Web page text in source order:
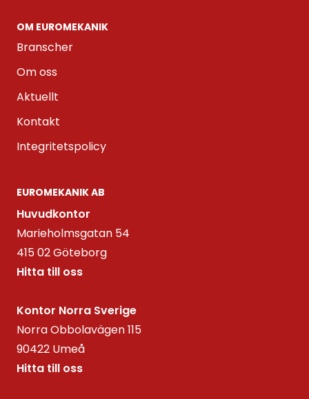
OM EUROMEKANIK
Branscher
Om oss
Aktuellt
Kontakt
Integritetspolicy
EUROMEKANIK AB
Huvudkontor
Marieholmsgatan 54
415 02 Göteborg
Hitta till oss
Kontor Norra Sverige
Norra Obbolavägen 115
90422 Umeå
Hitta till oss